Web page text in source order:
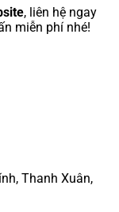
, liên hệ ngay
miễn phí nhé!
Thanh Xuân,